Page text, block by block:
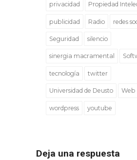
privacidad Propiedad
publicidad Radio redes
Seguridad silencio
sinergia macramental
tecnología twitter
Universidad de Deusto Web
wordpress youtube
Deja una respuesta